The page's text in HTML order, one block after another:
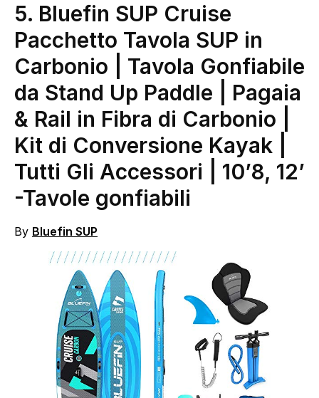
5. Bluefin SUP Cruise
Pacchetto Tavola SUP in
Carbonio | Tavola Gonfiabile
da Stand Up Paddle | Pagaia
& Rail in Fibra di Carbonio |
Kit di Conversione Kayak |
Tutti Gli Accessori | 10’8, 12’
-Tavole gonfiabili
By Bluefin SUP